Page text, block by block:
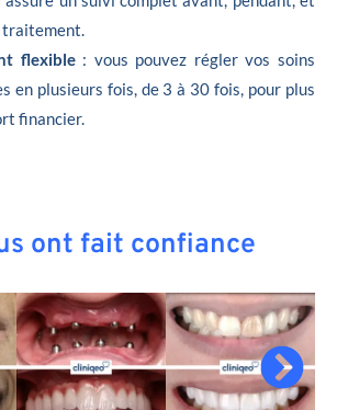
flexible: vous pouvez régler vos soins
en plusieurs fois, de 3 à 30 fois, pour plus
financier.
ont fait confiance